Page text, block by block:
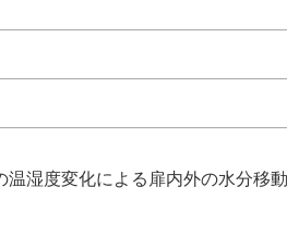
湿度変化による扉内外の水分移